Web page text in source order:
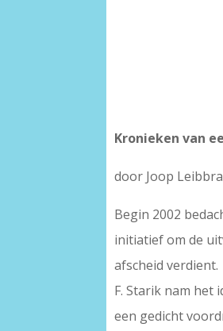
Kronieken van
door Joop
Begin 2002
initiatief om de
afscheid verdient.
F. Starik nam het
een gedicht